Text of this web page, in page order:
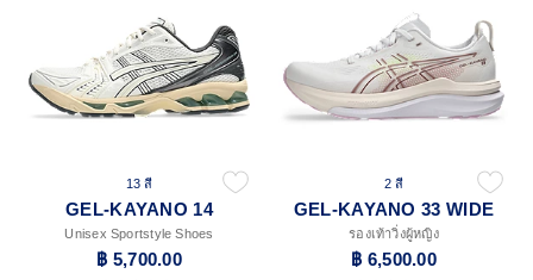
13 สี
GEL-KAYANO 14
Unisex Sportstyle Shoes
฿ 5,700.00
2 สี
GEL-KAYANO 33 WIDE
รองเท้าวิ่งผู้หญิง
฿ 6,500.00